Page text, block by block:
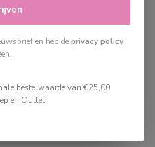
en heb deprivacy policy
bestelwaarde van €25,00
en Outlet!